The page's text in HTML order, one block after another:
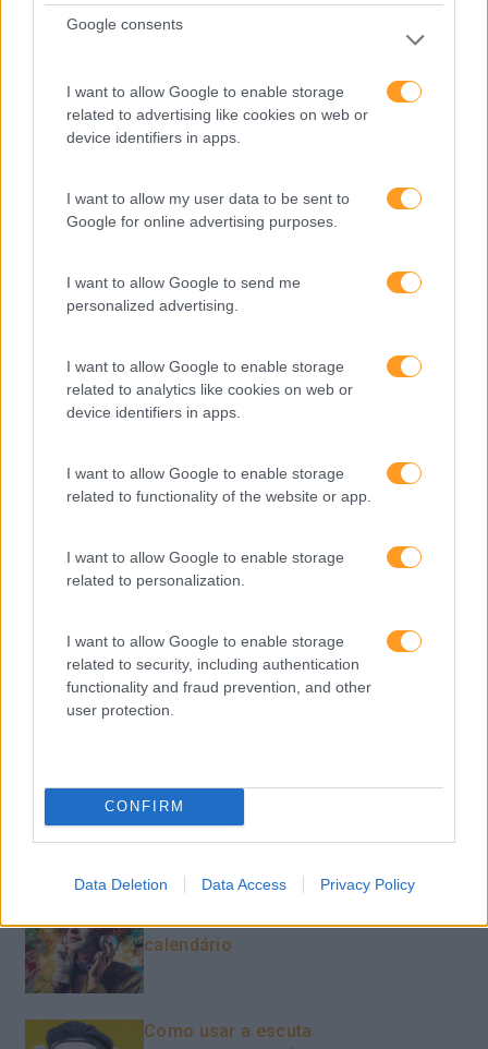
Google consents
I want to allow Google to enable storage
related to advertising like cookies on web or
device identifiers in apps.
I want to allow my user data to be sent to
Google for online advertising purposes.
I want to allow Google to send me
personalized advertising.
I want to allow Google to enable storage
related to analytics like cookies on web or
device identifiers in apps.
I want to allow Google to enable storage
related to functionality of the website or app.
I want to allow Google to enable storage
related to personalization.
I want to allow Google to enable storage
related to security, including authentication
functionality and fraud prevention, and other
user protection.
CONFIRM
Data Deletion Data Access Privacy Policy
Desenvolvimento
Entrevista
Expo RH
Inglês
Keep In Mind
Mudança
Perspetivas
Pessoas
PORTO RH MEETING
Sem Categoria
Team Building
Tecnologias De Informação
Recentes
Feedback fora do
calendário
Como usar a escuta